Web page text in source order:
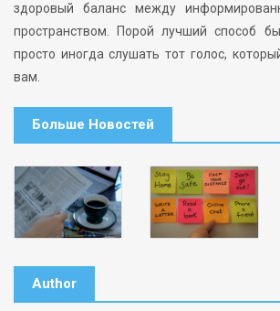
здоровый баланс между
пространством. Порой лучший способ
просто иногда слушать тот голос,
вам.
Больше Новостей
Author